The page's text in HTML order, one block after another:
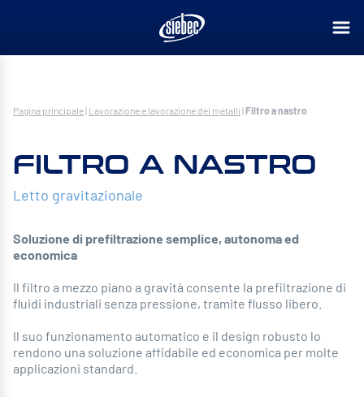
Pagina principale| Lavorazione e lavorazione dei metalli |Filtro a nastro
FILTRO A NASTRO
Letto gravitazionale
Soluzione di prefiltrazione semplice, autonoma ed
economica
Il filtro a mezzo piano a gravità consente la prefiltrazione di
fluidi industriali senza pressione, tramite flusso libero.
Il suo funzionamento automatico e il design robusto lo
rendono una soluzione affidabile ed economica per molte
applicazioni standard.